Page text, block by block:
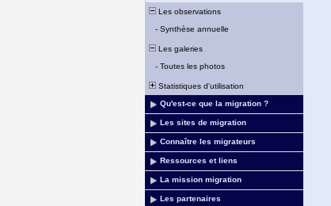
Les observations
- Synthèse annuelle
Les galeries
- Toutes les photos
Statistiques d'utilisation
Qu'est-ce que la migration ?
Les sites de migration
Connaître les migrateurs
Ressources et liens
La mission migration
Les partenaires